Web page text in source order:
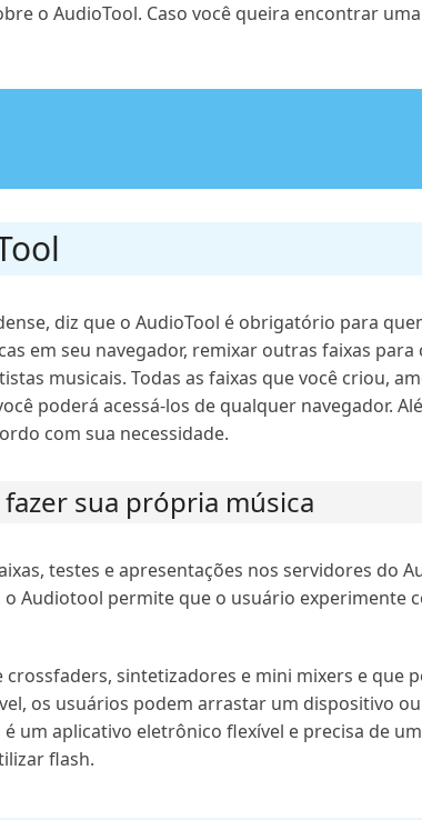
o AudioTool. Caso você queira encontrar
diz que o AudioTool é obrigatório para
em seu navegador, remixar outras faixas
musicais. Todas as faixas que você criou,
poderá acessá-los de qualquer navegador.
com sua necessidade.
sua própria música
testes e apresentações nos servidores do
Audiotool permite que o usuário experimente
crossfaders, sintetizadores e mini mixers e que
os usuários podem arrastar um dispositivo
um aplicativo eletrônico flexível e precisa de
flash.